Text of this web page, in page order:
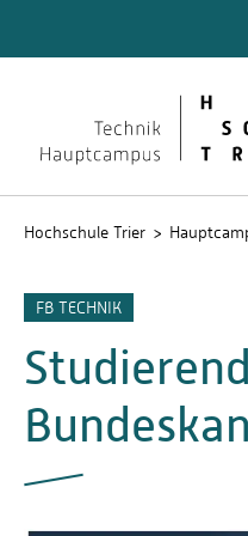
Hochschule Trier
FB TECHNIK